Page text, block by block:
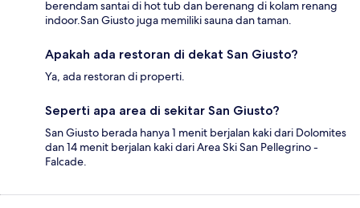
berendam santai di hot tub dan berenang di kolam renang
indoor.San Giusto juga memiliki sauna dan taman.
Apakah ada restoran di dekat San Giusto?
Ya, ada restoran di properti.
Seperti apa area di sekitar San Giusto?
San Giusto berada hanya 1 menit berjalan kaki dari Dolomites
dan 14 menit berjalan kaki dari Area Ski San Pellegrino -
Falcade.